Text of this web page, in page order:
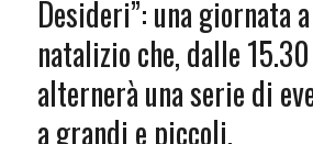
Desideri”: una giornata
natalizio che, dalle
alternerà una serie di
a grandi e piccoli.